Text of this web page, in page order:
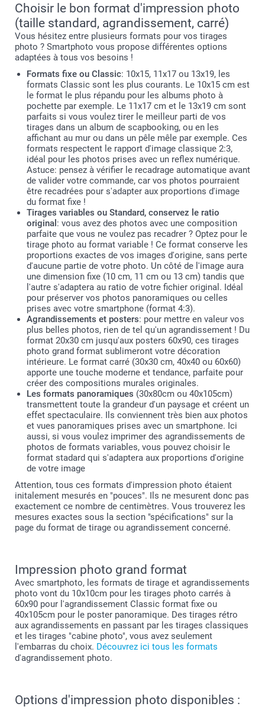
Choisir le bon format d'impression photo
(taille standard, agrandissement, carré)
Vous hésitez entre plusieurs formats pour vos tirages
photo ? Smartphoto vous propose différentes options
adaptées à tous vos besoins !
Formats fixe ou Classic: 10x15, 11x17 ou 13x19, les
formats Classic sont les plus courants. Le 10x15 cm est
le format le plus répandu pour les albums photo à
pochette par exemple. Le 11x17 cm et le 13x19 cm sont
parfaits si vous voulez tirer le meilleur parti de vos
tirages dans un album de scapbooking, ou en les
affichant au mur ou dans un pêle mêle par exemple. Ces
formats respectent le rapport d'image classique 2:3,
idéal pour les photos prises avec un reflex numérique.
Astuce: pensez à vérifier le recadrage automatique avant
de valider votre commande, car vos photos pourraient
être recadrées pour s'adapter aux proportions d'image
du format fixe !
Tirages variables ou Standard, conservez le ratio
original : vous avez des photos avec une composition
parfaite que vous ne voulez pas recadrer ? Optez pour le
tirage photo au format variable ! Ce format conserve les
proportions exactes de vos images d'origine, sans perte
d'aucune partie de votre photo. Un côté de l'image aura
une dimension fixe (10 cm, 11 cm ou 13 cm) tandis que
l'autre s'adaptera au ratio de votre fichier original. Idéal
pour préserver vos photos panoramiques ou celles
prises avec votre smartphone (format 4:3).
Agrandissements et posters: pour mettre en valeur vos
plus belles photos, rien de tel qu'un agrandissement ! Du
format 20x30 cm jusqu'aux posters 60x90, ces tirages
photo grand format sublimeront votre décoration
intérieure. Le format carré (30x30 cm, 40x40 ou 60x60)
apporte une touche moderne et tendance, parfaite pour
créer des compositions murales originales.
Les formats panoramiques (30x80cm ou 40x105cm)
transmettent toute la grandeur d'un paysage et créent un
effet spectaculaire. Ils conviennent très bien aux photos
et vues panoramiques prises avec un smartphone. Ici
aussi, si vous voulez imprimer des agrandissements de
photos de formats variables, vous pouvez choisir le
format stadard qui s'adaptera aux proportions d'origine
de votre image
Attention, tous ces formats d'impression photo étaient
initalement mesurés en "pouces". Ils ne mesurent donc pas
exactement ce nombre de centimètres. Vous trouverez les
mesures exactes sous la section "spécifications" sur la
page du format de tirage ou agrandissement concerné.
Impression photo grand format
Avec smartphoto, les formats de tirage et agrandissements
photo vont du 10x10cm pour les tirages photo carrés à
60x90 pour l'agrandissement Classic format fixe ou
40x105cm pour le poster panoramique. Des tirages rétro
aux agrandissements en passant par les tirages classiques
et les tirages "cabine photo", vous avez seulement
l'embarras du choix. Découvrez ici tous les formats
d'agrandissement photo.
Options d'impression photo disponibles :